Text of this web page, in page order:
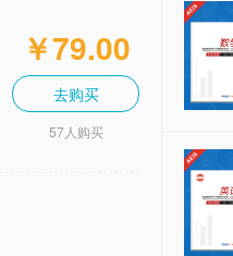
￥79.00
去购买
57人购买